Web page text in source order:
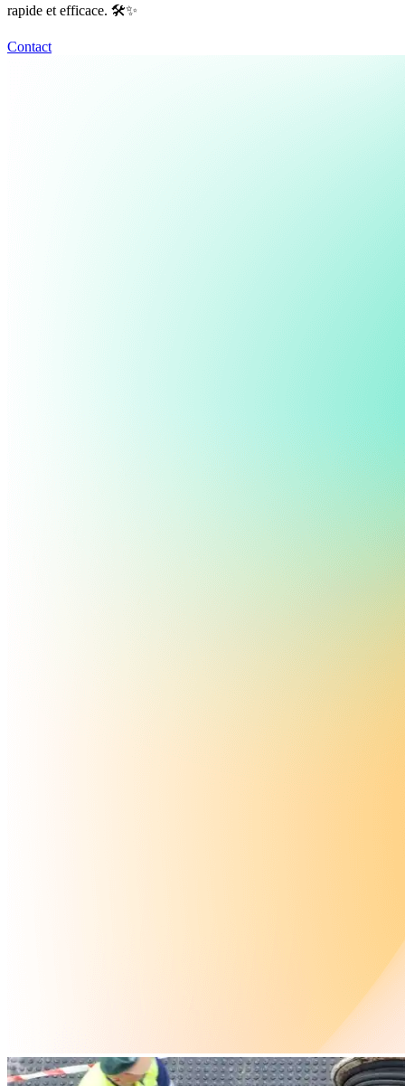
rapide et efficace. 🛠️✨
Contact